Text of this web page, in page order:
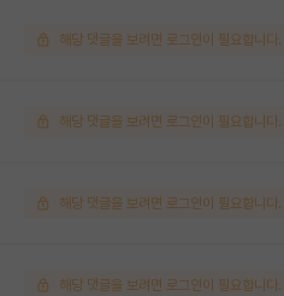
해당 댓글을 보려면 로그인이 필요합니다.
해당 댓글을 보려면 로그인이 필요합니다.
해당 댓글을 보려면 로그인이 필요합니다.
해당 댓글을 보려면 로그인이 필요합니다.